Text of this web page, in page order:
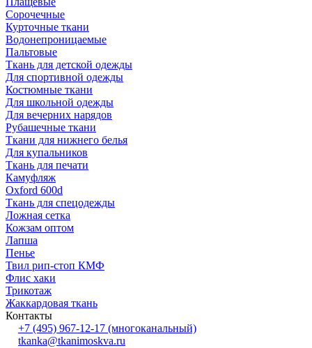
Сорочечные
Курточные ткани
Водонепроницаемые
Пальтовые
Ткань для детской одежды
Для спортивной одежды
Костюмные ткани
Для школьной одежды
Для вечерних нарядов
Рубашечные ткани
Ткани для нижнего белья
Для купальников
Ткань для печати
Камуфляж
Oxford 600d
Ткань для спецодежды
Ложная сетка
Кожзам оптом
Лапша
Пенье
Твил рип-стоп КМФ
Флис хаки
Трикотаж
Жаккардовая ткань
Контакты
+7 (495) 967-12-17 (многоканальный)
tkanka@tkanimoskva.ru